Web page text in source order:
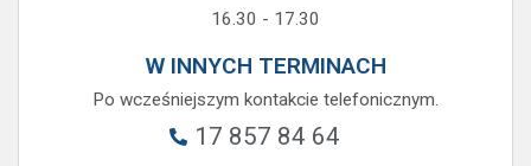
16.30 - 17.30
W INNYCH TERMINACH
Po wcześniejszym kontakcie telefonicznym.
17 857 84 64